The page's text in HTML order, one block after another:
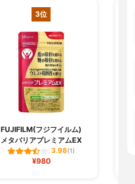
3位
FUJIFILM(フジフイルム)
メタバリアプレミアムEX
3.98(1)
¥980